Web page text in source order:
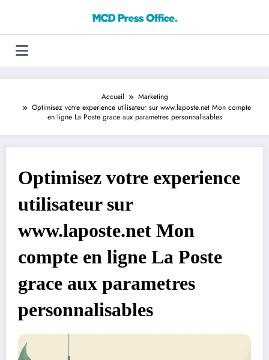
Accueil
Marketing
Optimisez votre experience utilisateur sur www.laposte.net Mon compte
en ligne La Poste grace aux parametres personnalisables
Optimisez votre experience
utilisateur sur
www.laposte.net Mon
compte en ligne La Poste
grace aux parametres
personnalisables